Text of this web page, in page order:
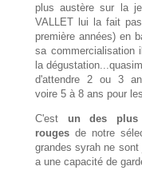
plus austère sur la
VALLET lui la fait
première années) en
sa commercialisation
la
d'attendre 2 ou 3
voire 5 à 8 ans pour
C'est un des plus
rouges de notre
grandes syrah ne
a une capacité de